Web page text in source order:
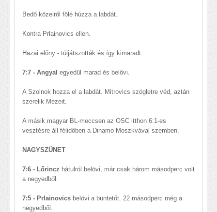
Bedő közelről fölé húzza a labdát.
Kontra Prlainovics ellen.
Hazai előny - túljátszották és így kimaradt.
7:7 - Angyal egyedül marad és belövi.
A Szolnok hozza el a labdát. Mitrovics szögletre véd, aztán
szerelik Mezeit.
A másik magyar BL-meccsen az OSC itthon 6:1-es
vesztésre áll félidőben a Dinamo Moszkvával szemben.
NAGYSZÜNET
7:6 - Lőrincz hátulról belövi, már csak három másodperc volt
a negyedből.
7:5 - Prlainovics belövi a büntetőt. 22 másodperc még a
negyedből.